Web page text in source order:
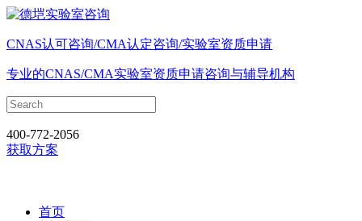
CNAS认可咨询/CMA认定咨询/实验室资质申请
专业的CNAS/CMA实验室资质申请咨询与辅导机构
400-772-2056
获取方案
首页